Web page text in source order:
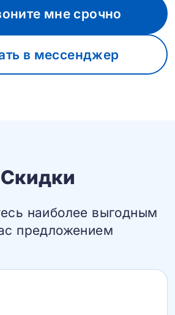
мне срочно
в мессенджер
Скидки
наиболее выгодным
предложением